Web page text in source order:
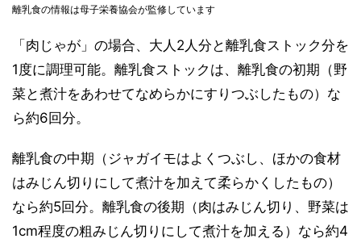
離乳食の情報は母子栄養協会が監修しています
「肉じゃが」の場合、大人2人分と離乳食ストック分を
1度に調理可能。離乳食ストックは、離乳食の初期（野
菜と煮汁をあわせてなめらかにすりつぶしたもの）な
ら約6回分。
離乳食の中期（ジャガイモはよくつぶし、ほかの食材
はみじん切りにして煮汁を加えて柔らかくしたもの）
なら約5回分。離乳食の後期（肉はみじん切り、野菜は
1cm程度の粗みじん切りにして煮汁を加える）なら約4